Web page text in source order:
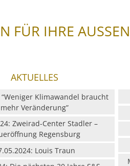
FÜR IHRE
AKTUELLES
“Weniger Klimawandel braucht
mehr Veränderung”
Zweirad-Center Stadler –
Regensburg
Louis Traun